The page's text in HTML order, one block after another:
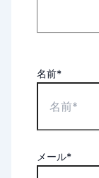
名前*
メール*